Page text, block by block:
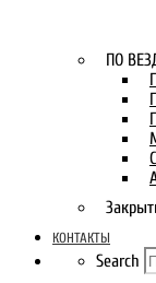
ПО
КОНТАКТЫ
Search